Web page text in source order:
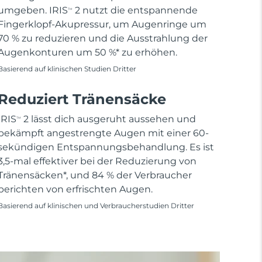
IRISTM
2 nutzt die entspannende
Akupressur, um Augenringe um
% zu reduzieren und die Ausstrahlung der
um 50 %* zu erhöhen.
auf klinischen Studien Dritter
Tränensäcke
TM
2 lässt dich ausgeruht aussehen und
angestrengte Augen mit einer 60-
Entspannungsbehandlung. Es ist
mal effektiver bei der Reduzierung von
und 84 % der Verbraucher
von erfrischten Augen.
auf klinischen und Verbraucherstudien Dritter